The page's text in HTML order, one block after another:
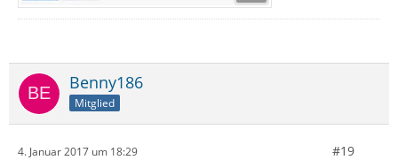
Benny186
Mitglied
4. Januar 2017 um 18:29 #19